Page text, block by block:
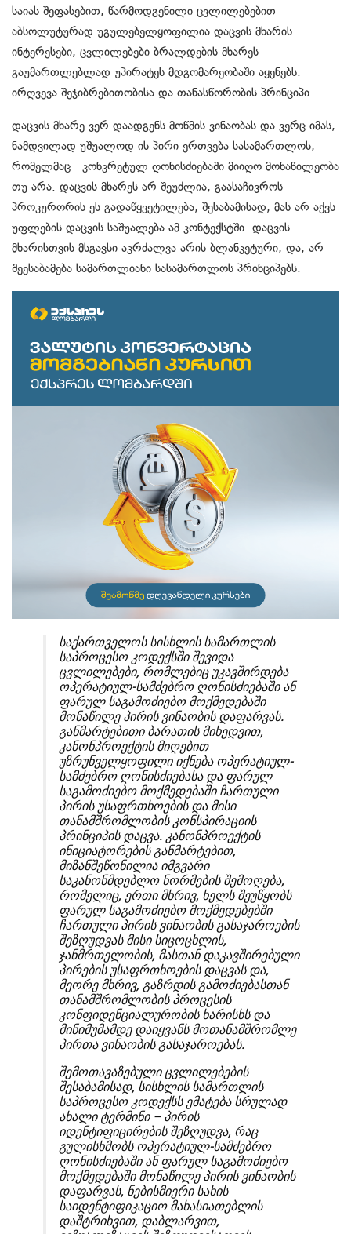
საიას შეფასებით, წარმოდგენილი ცვლილებებით
აბსოლუტურად უგულებელყოფილია დაცვის მხარის
ინტერესები, ცვლილებები ბრალდების მხარეს
გაუმართლებლად უპირატეს მდგომარეობაში აყენებს.
ირღვევა შეჯიბრებითობისა და თანასწორობის პრინციპი.
დაცვის მხარე ვერ დაადგენს მოწმის ვინაობას და ვერც იმას,
ნამდვილად უშუალოდ ის პირი ერთვება სასამართლოს,
რომელმაც კონკრეტულ ღონისძიებაში მიიღო მონაწილეობა
თუ არა. დაცვის მხარეს არ შეუძლია, გაასაჩივროს
პროკურორის ეს გადაწყვეტილება, შესაბამისად, მას არ აქვს
უფლების დაცვის საშუალება ამ კონტექსტში. დაცვის
მხარისთვის მსგავსი აკრძალვა არის ბლანკეტური, და, არ
შეესაბამება სამართლიანი სასამართლოს პრინციპებს.
საქართველოს სისხლის სამართლის
საპროცესო კოდექსში შევიდა
ცვლილებები, რომლებიც უკავშირდება
ოპერატიულ-სამძებრო ღონისძიებაში ან
ფარულ საგამოძიებო მოქმედებაში
მონაწილე პირის ვინაობის დაფარვას.
განმარტებითი ბარათის მიხედვით,
კანონპროექტის მიღებით
უზრუნველყოფილი იქნება ოპერატიულ-
სამძებრო ღონისძიებასა და ფარულ
საგამოძიებო მოქმედებაში ჩართული
პირის უსაფრთხოების და მისი
თანამშრომლობის კონსპირაციის
პრინციპის დაცვა. კანონპროექტის
ინიციატორების განმარტებით,
მიზანშეწონილია იმგვარი
საკანონმდებლო ნორმების შემოღება,
რომელიც, ერთი მხრივ, ხელს შეუწყობს
ფარულ საგამოძიებო მოქმედებებში
ჩართული პირის ვინაობის გასაჯაროების
შეზღუდვას მისი სიცოცხლის,
ჯანმრთელობის, მასთან დაკავშირებული
პირების უსაფრთხოების დაცვას და,
მეორე მხრივ, გაზრდის გამოძიებასთან
თანამშრომლობის პროცესის
კონფიდენციალურობის ხარისხს და
მინიმუმამდე დაიყვანს მოთანამშრომლე
პირთა ვინაობის გასაჯაროებას.
შემოთავაზებული ცვლილებების
შესაბამისად, სისხლის სამართლის
საპროცესო კოდექსს ემატება სრულად
ახალი ტერმინი – პირის
იდენტიფიცირების შეზღუდვა, რაც
გულისხმობს ოპერატიულ-სამძებრო
ღონისძიებაში ან ფარულ საგამოძიებო
მოქმედებაში მონაწილე პირის ვინაობის
დაფარვას, ნებისმიერი სახის
საიდენტიფიკაციო მახასიათებლის
დაშტრიხვით, დაბლარვით,